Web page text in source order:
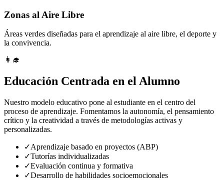
Zonas al Aire Libre
Áreas verdes diseñadas para el aprendizaje al aire libre, el deporte y
la convivencia.
👩‍🎓
Educación Centrada en el Alumno
Nuestro modelo educativo pone al estudiante en el centro del
proceso de aprendizaje. Fomentamos la autonomía, el pensamiento
crítico y la creatividad a través de metodologías activas y
personalizadas.
✓Aprendizaje basado en proyectos (ABP)
✓Tutorías individualizadas
✓Evaluación continua y formativa
✓Desarrollo de habilidades socioemocionales